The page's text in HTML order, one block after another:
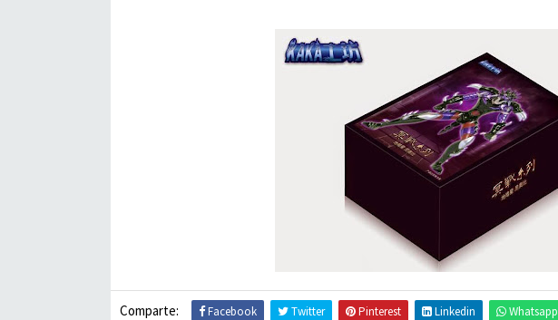
Comparte: Facebook Twitter Pinterest Linkedin Whatsapp